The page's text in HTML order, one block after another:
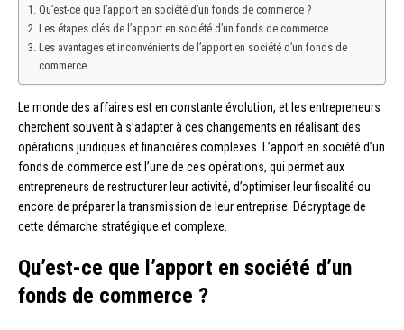
Qu’est-ce que l’apport en société d’un fonds de commerce ?
Les étapes clés de l’apport en société d’un fonds de commerce
Les avantages et inconvénients de l’apport en société d’un fonds de
commerce
Le monde des affaires est en constante évolution, et les entrepreneurs
cherchent souvent à s’adapter à ces changements en réalisant des
opérations juridiques et financières complexes. L’apport en société d’un
fonds de commerce est l’une de ces opérations, qui permet aux
entrepreneurs de restructurer leur activité, d’optimiser leur fiscalité ou
encore de préparer la transmission de leur entreprise. Décryptage de
cette démarche stratégique et complexe.
Qu’est-ce que l’apport en société d’un
fonds de commerce ?